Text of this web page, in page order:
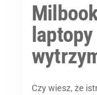
laptopy
Czy wiesz, że